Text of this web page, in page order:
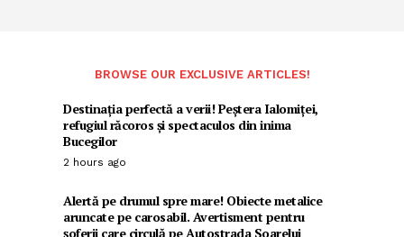
BROWSE OUR EXCLUSIVE ARTICLES!
Destinația perfectă a verii! Peștera Ialomiței,
refugiul răcoros și spectaculos din inima
Bucegilor
2 hours ago
Alertă pe drumul spre mare! Obiecte metalice
aruncate pe carosabil. Avertisment pentru
șoferii care circulă pe Autostrada Soarelui